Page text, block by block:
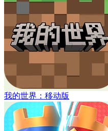
我的世界：移动版